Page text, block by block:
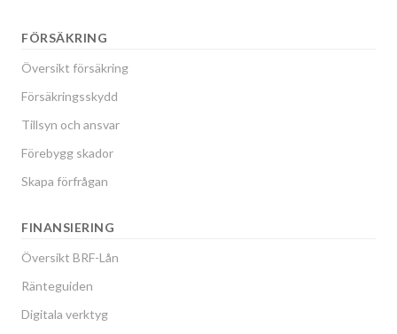
FÖRSÄKRING
Översikt försäkring
Försäkringsskydd
Tillsyn och ansvar
Förebygg skador
Skapa förfrågan
FINANSIERING
Översikt BRF-Lån
Ränteguiden
Digitala verktyg